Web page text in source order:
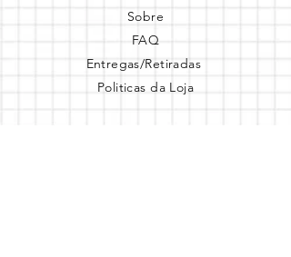
Sobre
FAQ
Entregas/Retiradas
Politicas da Loja